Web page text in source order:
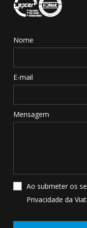
Nome
E-mail
Mensagem
Ao submeter os
Privacidade da